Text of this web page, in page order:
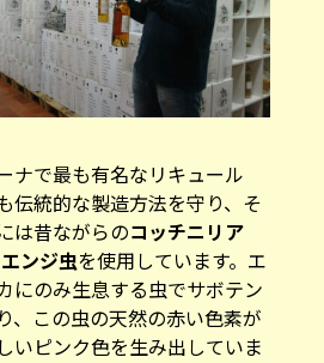
ナで最も有名なリキュール
伝統的な製造方法を守り、そ
は昔ながらのコッチニリア
ンジ虫を使用しています。エ
にのみ生息する虫でサボテン
、この虫の天然の赤い色素が
いピンク色を生み出していま